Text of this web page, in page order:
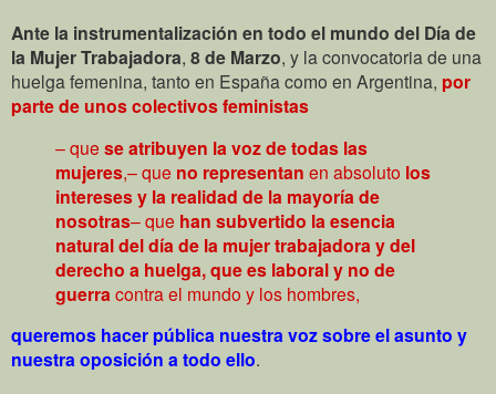
Ante la instrumentalización en todo el mundo del Día de
la Mujer Trabajadora, 8 de Marzo, y la convocatoria de una
huelga femenina, tanto en España como en Argentina, por
parte de unos colectivos feministas
– que se atribuyen la voz de todas las
mujeres,– que no representan en absoluto los
intereses y la realidad de la mayoría de
nosotras– que han subvertido la esencia
natural del día de la mujer trabajadora y del
derecho a huelga, que es laboral y no de
guerracontra el mundo y los hombres,
queremos hacer pública nuestra voz sobre el asunto y
nuestra oposición a todo ello.